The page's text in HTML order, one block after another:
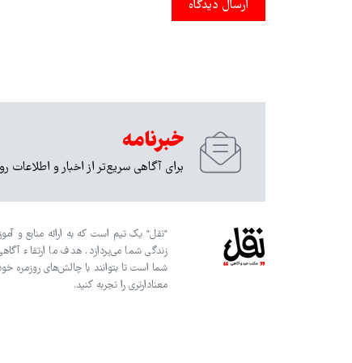
ارسال دیدگاه
خبرنامه
برای آگاهی سریع‌تر از اخبار و اطلاعات
"نقل" یک تیم است که به ارائه منابع و
زندگی شما می‌پردازد. هدف ما ارتقاء
شما است تا بتوانند با چالش‌های روزمره
معنادارتری را تجربه کنید.